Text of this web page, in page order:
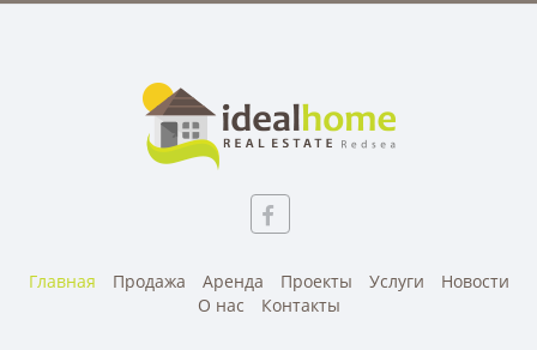
Главная Продажа Аренда Проекты Услуги
Новости
О нас
Контакты